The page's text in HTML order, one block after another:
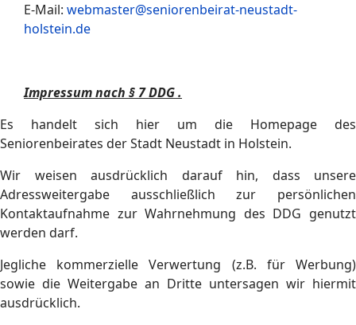
E-Mail: webmaster@seniorenbeirat-neustadt-
holstein.de
Impressum nach § 7DDG .
Es handelt sich hier um die Homepage des
Seniorenbeirates der Stadt Neustadt in Holstein.
Wir weisen ausdrücklich darauf hin, dass unsere
Adressweitergabe ausschließlich zur persönlichen
Kontaktaufnahme zur Wahrnehmung des DDG genutzt
werden darf.
Jegliche kommerzielle Verwertung (z.B. für Werbung)
sowie die Weitergabe an Dritte untersagen wir hiermit
ausdrücklich.